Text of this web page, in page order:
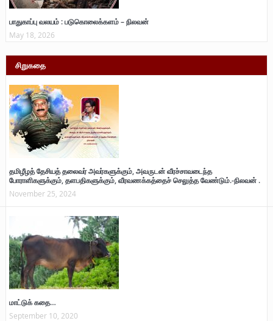
பாதுகாப்பு வலயம் : படுகொலைக்களம் – நிலவன்
May 18, 2026
சிறுகதை
தமிழீழத் தேசியத் தலைவர் அவர்களுக்கும், அவருடன் வீரச்சாவடைந்த
போராளிகளுக்கும், தளபதிகளுக்கும், வீரவணக்கத்தைச் செலுத்த வேண்டும்.-நிலவன் .
November 25, 2024
மாட்டுக் கதை…
September 10, 2020